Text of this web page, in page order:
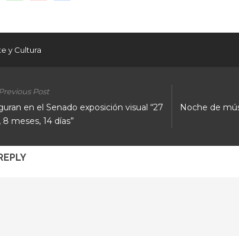
y Cultura
Previous Post
en el Senado exposición visual “27
8 meses, 14 días”
Noche de